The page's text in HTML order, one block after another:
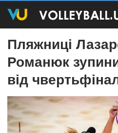
Пляжниці
Романюк
від